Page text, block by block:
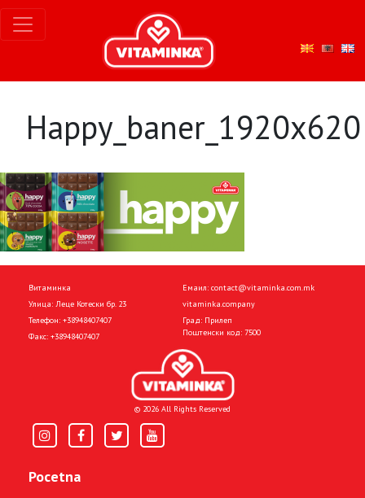
Happy_baner_1920x620
Витаминка
Улица: Леце Котески бр. 23
Телефон: +38948407407
Факс: +38948407407
Емаил: contact@vitaminka.com.mk
vitaminka.company
Град: Прилеп
Поштенски код: 7500
© 2026 All Rights Reserved
Pocetna